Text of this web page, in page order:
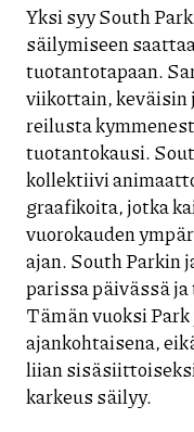
Yksi syy South
säilymiseen
tuotantotapaan.
viikottain, keväisin
reilusta
tuotantokausi.
kollektiivi
graafikoita, jotka
vuorokauden
ajan. South Parkin
parissa päivässä
Tämän vuoksi
ajankohtaisena,
liian
karkeus säilyy.